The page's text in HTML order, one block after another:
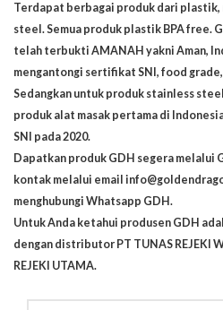
Terdapat berbagai produk dari plastik,
steel. Semua produk plastik BPA free.
telah terbukti AMANAH yakni Aman,
mengantongi sertifikat SNI, food
Sedangkan untuk produk stainless
produk alat masak pertama di
SNI pada 2020.
Dapatkan produk GDH segera melalui
kontak melalui email
menghubungi Whatsapp GDH .
Untuk Anda ketahui produsen GDH
dengan distributor PT TUNAS REJEKI
REJEKI UTAMA.